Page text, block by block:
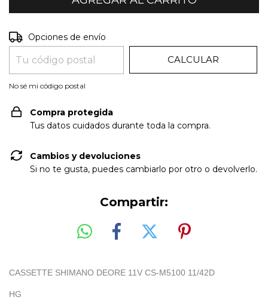
Entregas para el CP:
Opciones de envío
CALCULAR
No sé mi código postal
Compra protegida
Tus datos cuidados durante toda la compra.
Cambios y devoluciones
Si no te gusta, puedes cambiarlo por otro o devolverlo.
Compartir:
CASSETTE SHIMANO DEORE 11V CS-M5100 11/42D
HG